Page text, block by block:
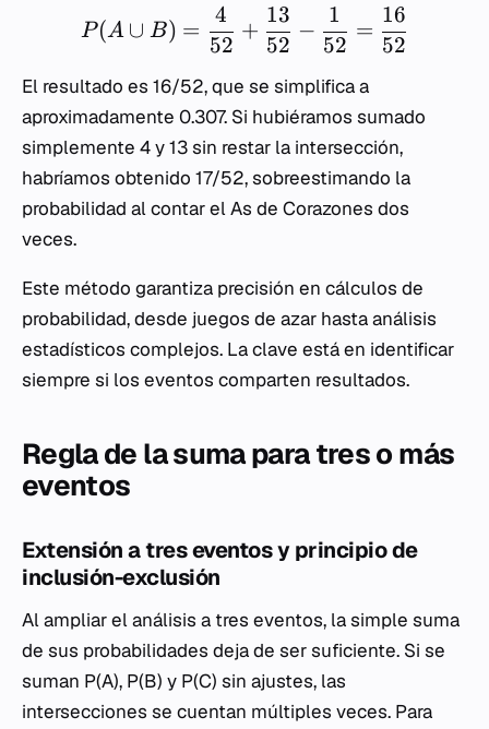
P(A ∪ B) =
52
4
+
52
13
−
52
1
=
52
16
El resultado es 16/52, que se simplifica a
aproximadamente 0.307. Si hubiéramos sumado
simplemente 4 y 13 sin restar la intersección,
habríamos obtenido 17/52, sobreestimando la
probabilidad al contar el As de Corazones dos
veces.
Este método garantiza precisión en cálculos de
probabilidad, desde juegos de azar hasta análisis
estadísticos complejos. La clave está en identificar
siempre si los eventos comparten resultados.
Regla de la suma para tres o más
eventos
Extensión a tres eventos y principio de
inclusión-exclusión
Al ampliar el análisis a tres eventos, la simple suma
de sus probabilidades deja de ser suficiente. Si se
suman P(A), P(B) y P(C) sin ajustes, las
intersecciones se cuentan múltiples veces. Para